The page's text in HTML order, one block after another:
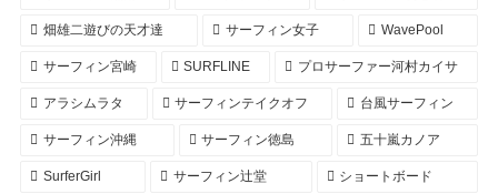
畑雄二遊びの天才達 サーフィン女子 WavePool
サーフィン宮崎 SURFLINE プロサーファー河村カイサ
アラシムラタ サーフィンテイクオフ 台風サーフィン
サーフィン沖縄 サーフィン徳島 五十嵐カノア
SurferGirl サーフィン辻堂 ショートボード